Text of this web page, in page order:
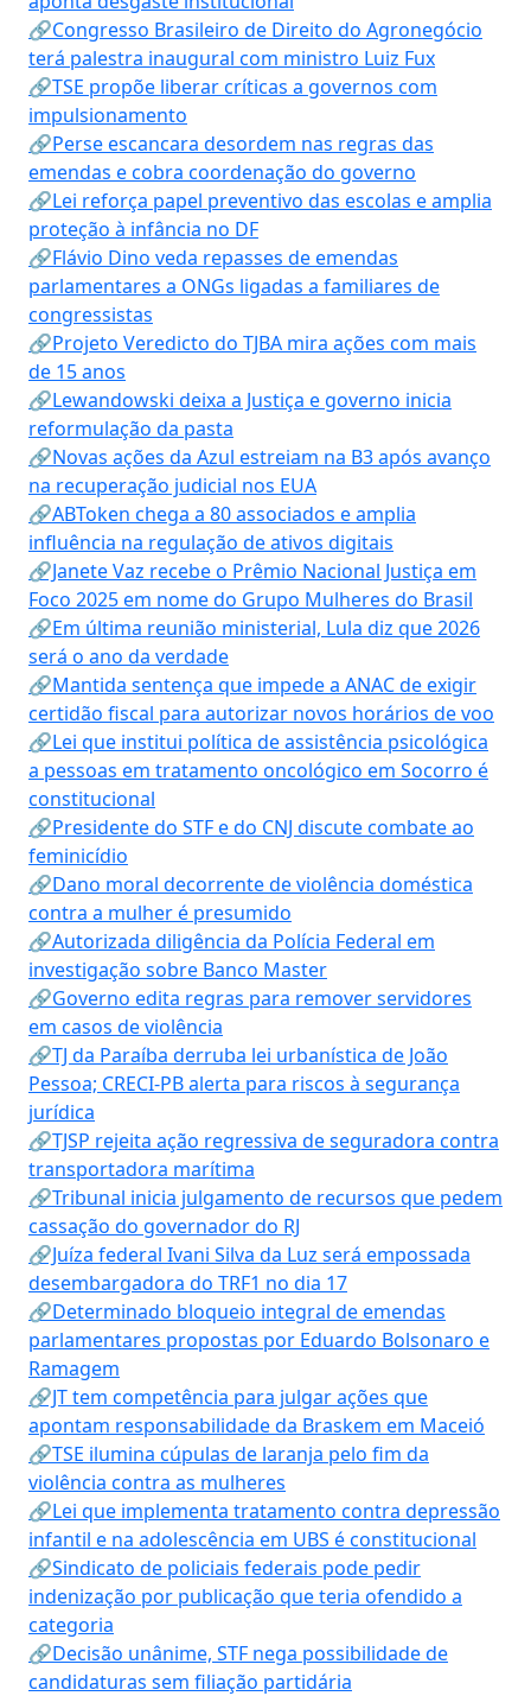
🔗Congresso Brasileiro de Direito do Agronegócio
terá palestra inaugural com ministro Luiz Fux
🔗TSE propõe liberar críticas a governos com
impulsionamento
🔗Perse escancara desordem nas regras das
emendas e cobra coordenação do governo
🔗Lei reforça papel preventivo das escolas e amplia
proteção à infância no DF
🔗Flávio Dino veda repasses de emendas
parlamentares a ONGs ligadas a familiares de
congressistas
🔗Projeto Veredicto do TJBA mira ações com mais
de 15 anos
🔗Lewandowski deixa a Justiça e governo inicia
reformulação da pasta
🔗Novas ações da Azul estreiam na B3 após avanço
na recuperação judicial nos EUA
🔗ABToken chega a 80 associados e amplia
influência na regulação de ativos digitais
🔗Janete Vaz recebe o Prêmio Nacional Justiça em
Foco 2025 em nome do Grupo Mulheres do Brasil
🔗Em última reunião ministerial, Lula diz que 2026
será o ano da verdade
🔗Mantida sentença que impede a ANAC de exigir
certidão fiscal para autorizar novos horários de voo
🔗Lei que institui política de assistência psicológica
a pessoas em tratamento oncológico em Socorro é
constitucional
🔗Presidente do STF e do CNJ discute combate ao
feminicídio
🔗Dano moral decorrente de violência doméstica
contra a mulher é presumido
🔗Autorizada diligência da Polícia Federal em
investigação sobre Banco Master
🔗Governo edita regras para remover servidores
em casos de violência
🔗TJ da Paraíba derruba lei urbanística de João
Pessoa; CRECI-PB alerta para riscos à segurança
jurídica
🔗TJSP rejeita ação regressiva de seguradora contra
transportadora marítima
🔗Tribunal inicia julgamento de recursos que pedem
cassação do governador do RJ
🔗Juíza federal Ivani Silva da Luz será empossada
desembargadora do TRF1 no dia 17
🔗Determinado bloqueio integral de emendas
parlamentares propostas por Eduardo Bolsonaro e
Ramagem
🔗JT tem competência para julgar ações que
apontam responsabilidade da Braskem em Maceió
🔗TSE ilumina cúpulas de laranja pelo fim da
violência contra as mulheres
🔗Lei que implementa tratamento contra depressão
infantil e na adolescência em UBS é constitucional
🔗Sindicato de policiais federais pode pedir
indenização por publicação que teria ofendido a
categoria
🔗Decisão unânime, STF nega possibilidade de
candidaturas sem filiação partidária